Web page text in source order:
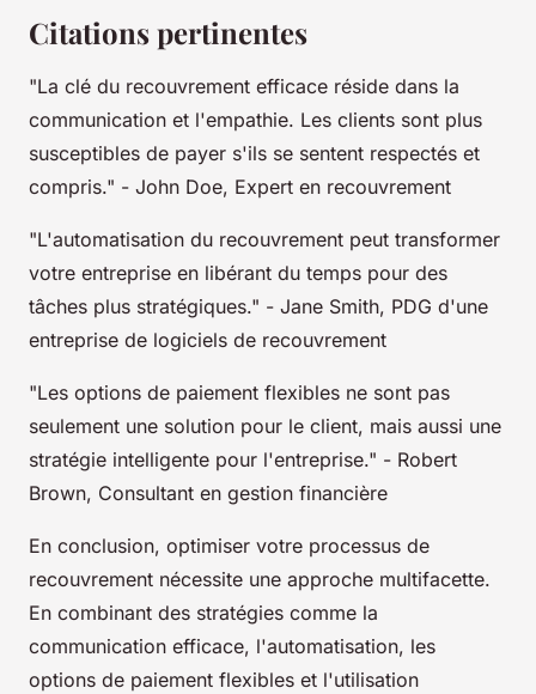
Citations pertinentes
"La clé du recouvrement efficace réside dans la
communication et l'empathie. Les clients sont plus
susceptibles de payer s'ils se sentent respectés et
compris." - John Doe, Expert en recouvrement
"L'automatisation du recouvrement peut transformer
votre entreprise en libérant du temps pour des
tâches plus stratégiques." - Jane Smith, PDG d'une
entreprise de logiciels de recouvrement
"Les options de paiement flexibles ne sont pas
seulement une solution pour le client, mais aussi une
stratégie intelligente pour l'entreprise." - Robert
Brown, Consultant en gestion financière
En conclusion, optimiser votre processus de
recouvrement nécessite une approche multifacette.
En combinant des stratégies comme la
communication efficace, l'automatisation, les
options de paiement flexibles et l'utilisation